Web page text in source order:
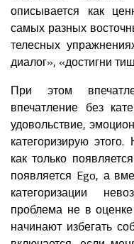
описывается как
самых разных
телесных
диалог», «достигни
При этом
впечатление без
удовольствие,
категоризирую
как только
появляется Ego, а
категоризации
проблема не в
начинают избегать